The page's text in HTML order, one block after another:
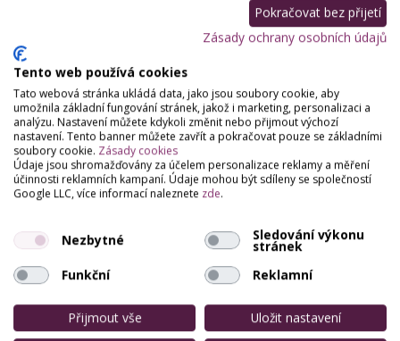
Pokračovat bez přijetí
Zásady ochrany osobních údajů
Tento web používá cookies
Tato webová stránka ukládá data, jako jsou soubory cookie, aby
umožnila základní fungování stránek, jakož i marketing, personalizaci a
analýzu. Nastavení můžete kdykoli změnit nebo přijmout výchozí
nastavení. Tento banner můžete zavřít a pokračovat pouze se základními
soubory cookie. Zásady cookies
Údaje jsou shromažďovány za účelem personalizace reklamy a měření
účinnosti reklamních kampaní. Údaje mohou být sdíleny se společností
Google LLC, více informací naleznete zde.
Nezbytné Sledování výkonu
stránek
Funkční
Reklamní
Přijmout vše
Uložit nastavení